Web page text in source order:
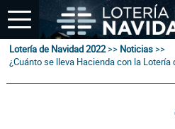
Lotería de Navidad 2022>> Noticias>>
¿Cuánto se lleva Hacienda con la Lotería